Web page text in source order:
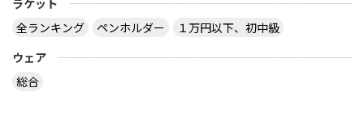
ラケット
全ランキング
ペンホルダー
１万円以下、初中級
ウェア
総合